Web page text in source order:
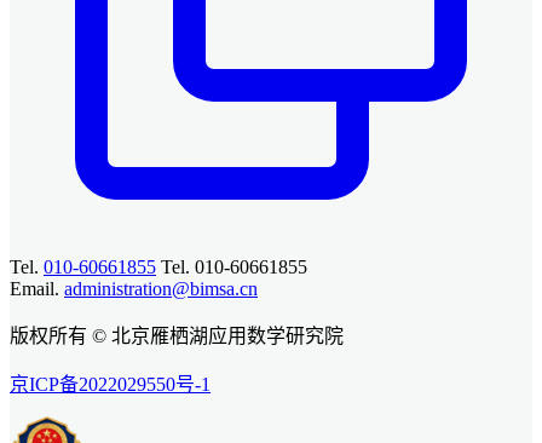
Tel. 010-60661855 Tel. 010-60661855
Email. administration@bimsa.cn
版权所有 © 北京雁栖湖应用数学研究院
京ICP备2022029550号-1